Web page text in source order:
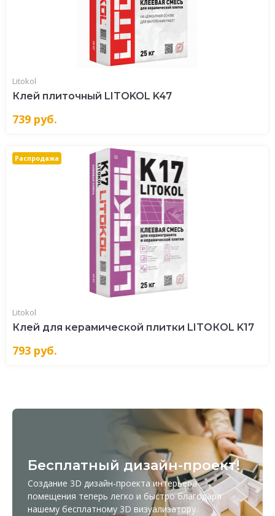
Litokol
Клей плиточный LITOKOL K47
739 руб.
Распродажа
Litokol
Клей для керамической плитки LITOКOL K17
793 руб.
Бесплатный дизайн-проект!
Создание 3D дизайн-проекта интерьера
помещения теперь легко и быстро благодаря
нашему бесплатному 3D визуализатору.